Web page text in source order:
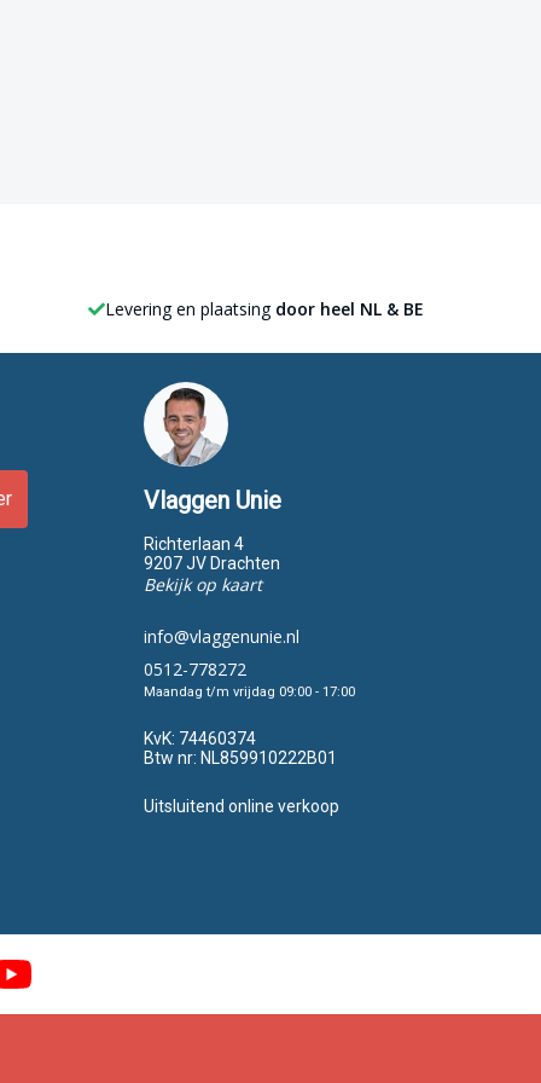
Levering en plaatsing door heel NL & BE
Vlaggen Unie
Richterlaan 4
9207 JV Drachten
Bekijk op kaart
info@vlaggenunie.nl
0512-778272
Maandag t/m vrijdag 09:00 - 17:00
KvK: 74460374
Btw nr: NL859910222B01
Uitsluitend online verkoop